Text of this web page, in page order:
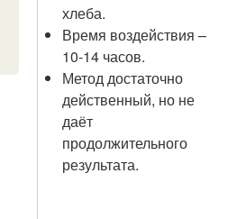
хлеба.
Время воздействия –
10-14 часов.
Метод достаточно
действенный, но не
даёт
продолжительного
результата.